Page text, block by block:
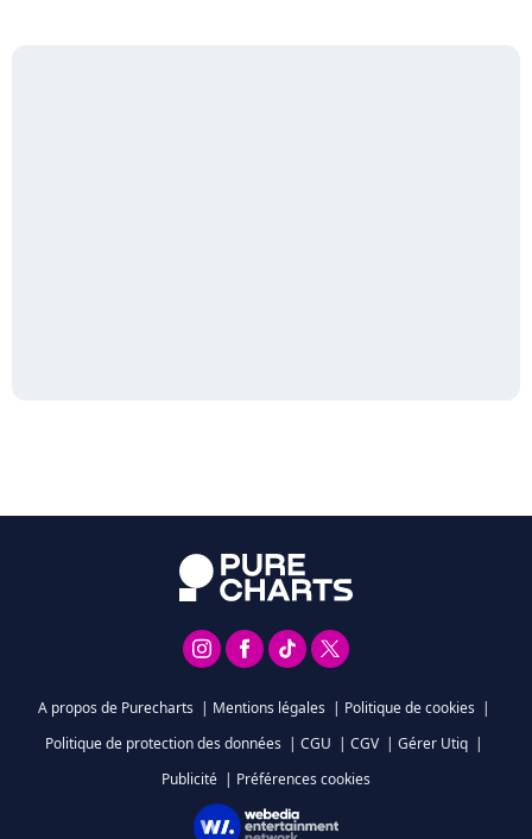
A propos de Purecharts | Mentions légales | Politique de cookies |
Politique de protection des données | CGU | CGV | Gérer Utiq |
Publicité | Préférences cookies